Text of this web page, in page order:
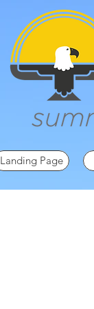
Landing Page